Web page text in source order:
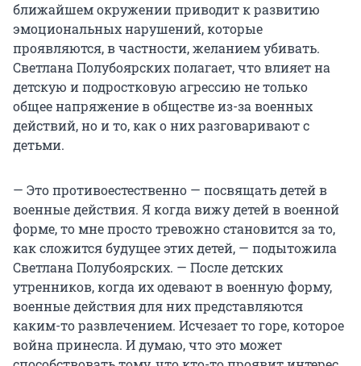
ближайшем окружении приводит к развитию
эмоциональных нарушений, которые
проявляются, в частности, желанием убивать.
Светлана Полубоярских полагает, что влияет на
детскую и подростковую агрессию не только
общее напряжение в обществе из-за военных
действий, но и то, как о них разговаривают с
детьми.
— Это противоестественно — посвящать детей в
военные действия. Я когда вижу детей в военной
форме, то мне просто тревожно становится за то,
как сложится будущее этих детей, — подытожила
Светлана Полубоярских. — После детских
утренников, когда их одевают в военную форму,
военные действия для них представляются
каким-то развлечением. Исчезает то горе, которое
война принесла. И думаю, что это может